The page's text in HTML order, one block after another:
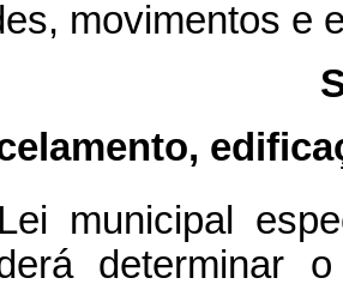
movimentos e
municipal
determinar